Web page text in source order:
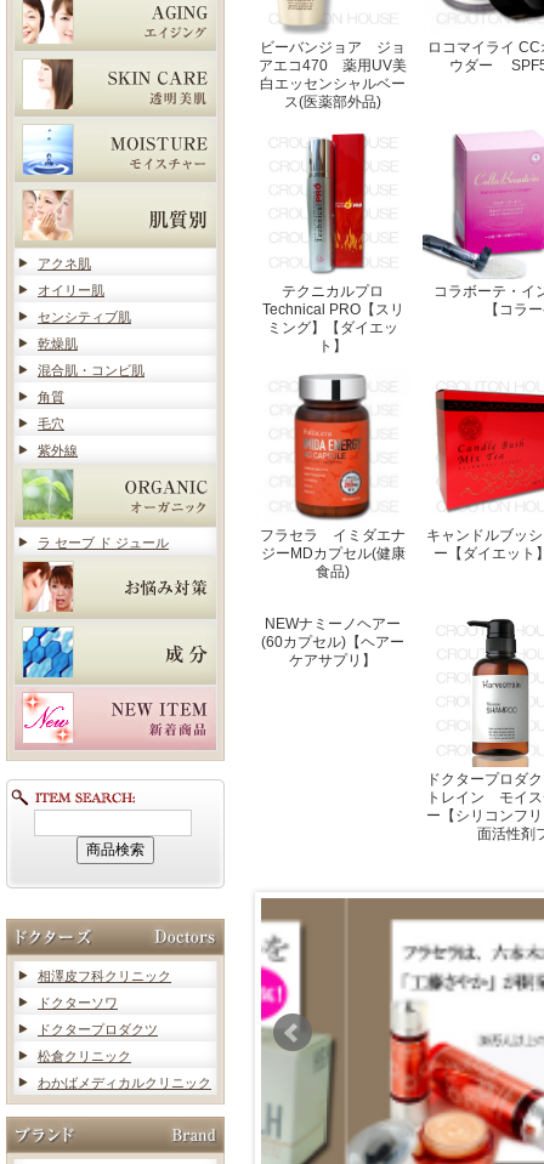
アクネ肌
オイリー肌
センシティブ肌
乾燥肌
混合肌・コンビ肌
角質
毛穴
紫外線
ラ セーブ ド ジュール
相澤皮フ科クリニック
ドクターソワ
ドクタープロダクツ
松倉クリニック
わかばメディカルクリニック
ビーバンジョア ジョ
アエコ470 薬用UV美
白エッセンシャルベー
ス(医薬部外品)
ロコマイライ
ウダー
テクニカルプロ
Technical PRO【スリ
ミング】【ダイエッ
ト】
コラボーテ・イ
【コラ
フラセラ イミダエナ
ジーMDカプセル(健康
食品)
キャンドルブッ
ー【ダイエット
NEWナミーノヘアー
(60カプセル)【ヘアー
ケアサプリ】
ドクタープロダ
トレイン モイ
ー【シリコンフ
面活性剤